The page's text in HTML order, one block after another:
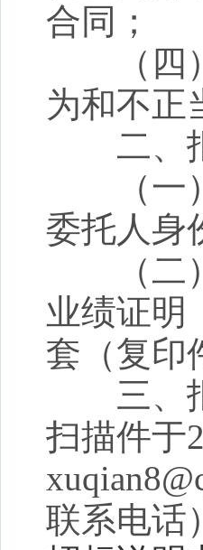
合同；
（四）
为和不正
二、报
（一）
委托人身
（二）
业绩证明
套（复印
三、报
扫描件于
xuqian8
联系电话